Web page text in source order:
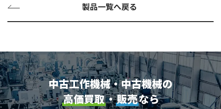
製品一覧へ戻る
中古工作機械・中古機械の
高価買取・販売なら